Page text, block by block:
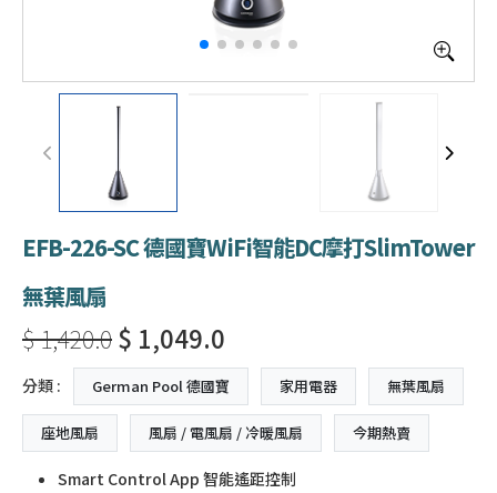
EFB-226-SC 德國寶WiFi智能DC摩打SlimTower
無葉風扇
$ 1,420.0$ 1,049.0
分類 : German Pool 德國寶 家用電器 無葉風扇
座地風扇 風扇 / 電風扇 / 冷暖風扇 今期熱賣
Smart Control App 智能遙距控制